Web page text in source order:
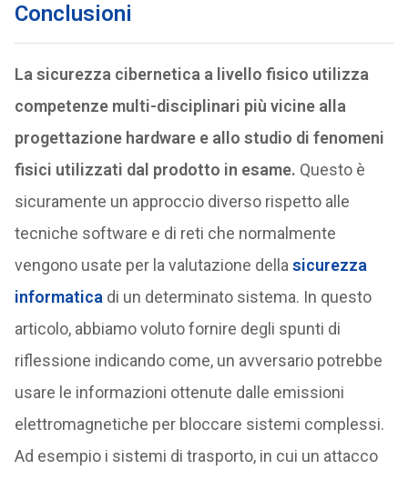
Conclusioni
La sicurezza cibernetica a livello fisico utilizza
competenze multi-disciplinari più vicine alla
progettazione hardware e allo studio di fenomeni
fisici utilizzati dal prodotto in esame. Questo è
sicuramente un approccio diverso rispetto alle
tecniche software e di reti che normalmente
vengono usate per la valutazione dellasicurezza
informaticadi un determinato sistema. In questo
articolo, abbiamo voluto fornire degli spunti di
riflessione indicando come, un avversario potrebbe
usare le informazioni ottenute dalle emissioni
elettromagnetiche per bloccare sistemi complessi.
Ad esempio i sistemi di trasporto, in cui un attacco